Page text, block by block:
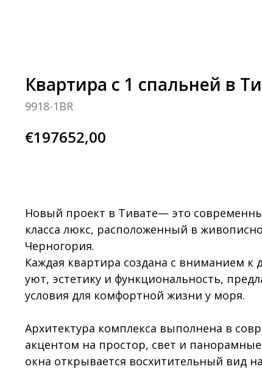
Квартира с 1 спальней в
9918-1BR
€197652,00
Новый проект в Тивате— это
класса люкс, расположенный в
Черногория.
Каждая квартира создана с вниманием к
уют, эстетику и функциональность,
условия для комфортной жизни у моря.
Архитектура комплекса выполнена в
акцентом на простор, свет и
окна открывается восхитительный вид